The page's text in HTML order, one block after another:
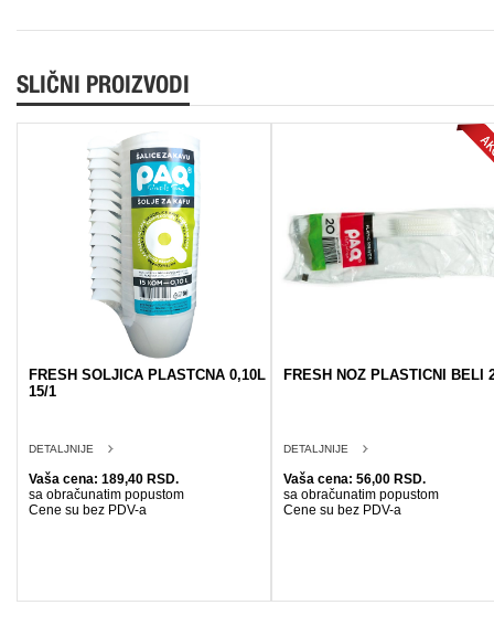
SLIČNI PROIZVODI
FRESH SOLJICA PLASTCNA 0,10L
15/1
DETALJNIJE
Vaša cena: 189,40 RSD.
sa obračunatim popustom
Cene su bez PDV-a
FRESH NOZ PLASTICNI BELI
DETALJNIJE
Vaša cena: 56,00 RSD.
sa obračunatim popustom
Cene su bez PDV-a